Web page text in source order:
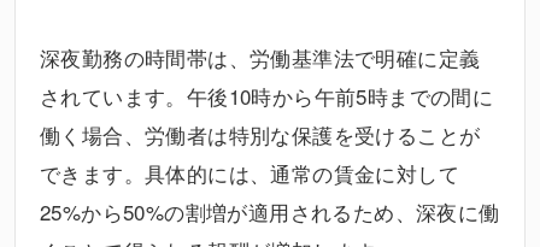
深夜勤務の時間帯は、労働基準法で明確に定義
されています。午後10時から午前5時までの間に
働く場合、労働者は特別な保護を受けることが
できます。具体的には、通常の賃金に対して
25%から50%の割増が適用されるため、深夜に働